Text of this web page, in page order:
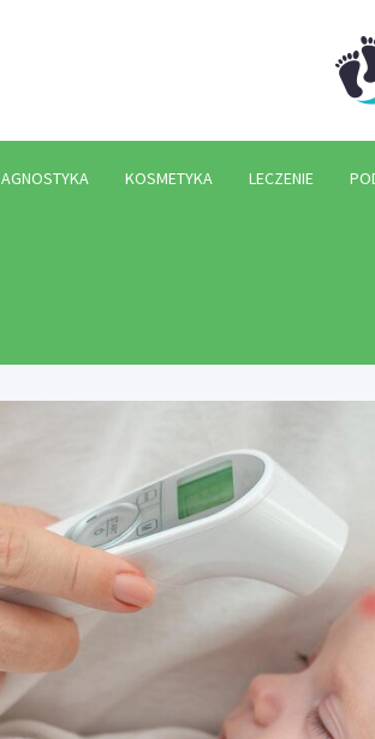
KOSMETYKA LECZENIE